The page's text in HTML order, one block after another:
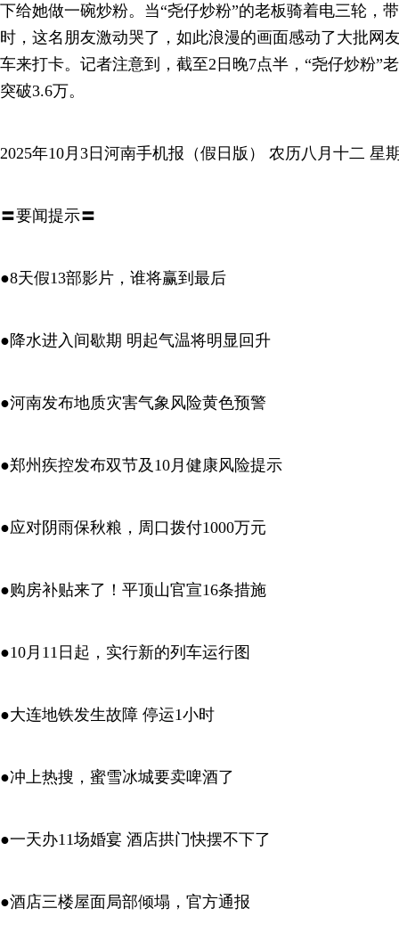
下给她做一碗炒粉。当“尧仔炒粉”的老板骑着电三轮，
时，这名朋友激动哭了，如此浪漫的画面感动了大批网
车来打卡。记者注意到，截至2日晚7点半，“尧仔炒粉”
突破3.6万。
2025年10月3日河南手机报（假日版） 农历八月十二 星
〓要闻提示〓
●8天假13部影片，谁将赢到最后
●降水进入间歇期 明起气温将明显回升
●河南发布地质灾害气象风险黄色预警
●郑州疾控发布双节及10月健康风险提示
●应对阴雨保秋粮，周口拨付1000万元
●购房补贴来了！平顶山官宣16条措施
●10月11日起，实行新的列车运行图
●大连地铁发生故障 停运1小时
●冲上热搜，蜜雪冰城要卖啤酒了
●一天办11场婚宴 酒店拱门快摆不下了
●酒店三楼屋面局部倾塌，官方通报